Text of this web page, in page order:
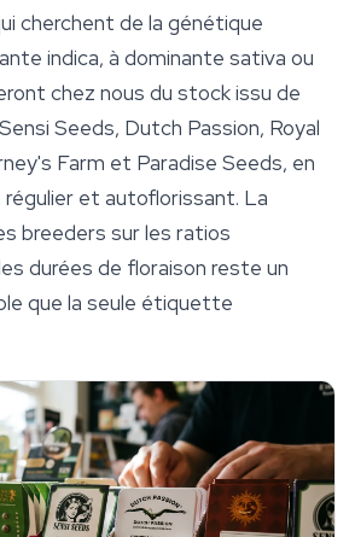
cherchent de la génétique
indica, à dominante sativa ou
chez nous du stock issu de
Seeds, Dutch Passion, Royal
Farm et Paradise Seeds, en
et autoflorissant. La
breeders sur les ratios
durées de floraison reste un
que la seule étiquette